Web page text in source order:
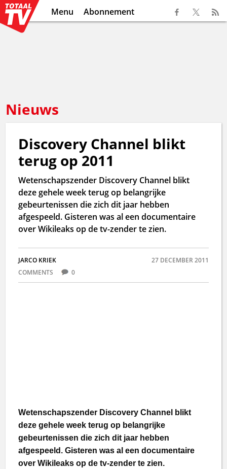
Menu Abonnement
Nieuws
Discovery Channel blikt
terug op 2011
Wetenschapszender Discovery Channel blikt
deze gehele week terug op belangrijke
gebeurtenissen die zich dit jaar hebben
afgespeeld. Gisteren was al een documentaire
over Wikileaks op de tv-zender te zien.
JARCO KRIEK
27 DECEMBER 2011
COMMENTS
0
Wetenschapszender Discovery Channel blikt
deze gehele week terug op belangrijke
gebeurtenissen die zich dit jaar hebben
afgespeeld. Gisteren was al een documentaire
over Wikileaks op de tv-zender te zien.